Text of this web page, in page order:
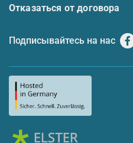
Отказаться от договора
Подписывайтесь на нас